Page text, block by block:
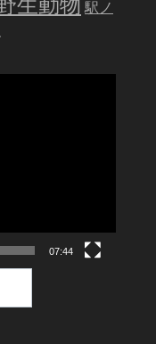
駅ノ
07:44